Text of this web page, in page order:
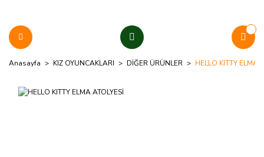
Anasayfa KIZ OYUNCAKLARI DİĞER ÜRÜNLER HELLO KITTY ELMA